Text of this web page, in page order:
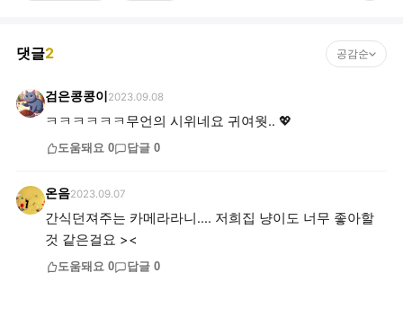
댓글2 공감순
검은콩콩이 2023.09.08
ㅋㅋㅋㅋㅋㅋ무언의 시위네요 귀여웟.. 💖
도움돼요 0 답글 0
온음2023.09.07
간식던져주는 카메라라니.... 저희집 냥이도 너무 좋아할
것 같은걸요 ><
도움돼요 0 답글 0